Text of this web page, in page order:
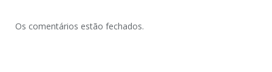
Os comentários estão fechados.